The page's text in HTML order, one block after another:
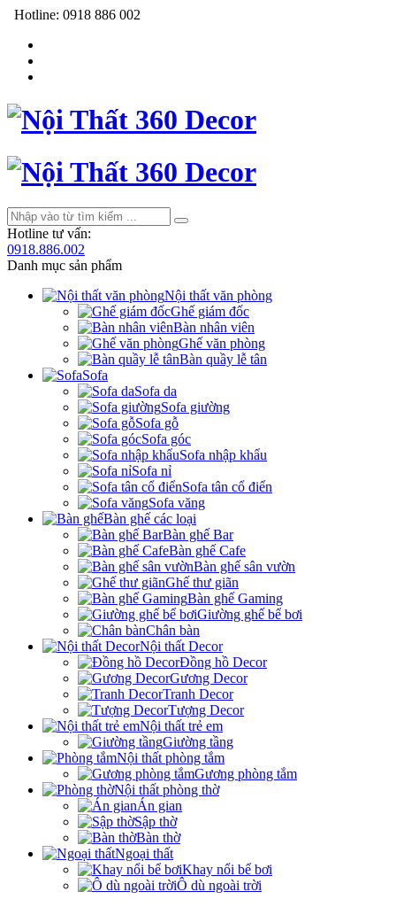
Hotline: 0918 886 002
Hotline tư vấn:
0918.886.002
Danh mục sản phẩm
Nội thất văn phòng
Ghế giám đốc
Bàn nhân viên
Ghế văn phòng
Bàn quầy lễ tân
Sofa
Sofa da
Sofa giường
Sofa gỗ
Sofa góc
Sofa nhập khẩu
Sofa nỉ
Sofa tân cổ điển
Sofa văng
Bàn ghế các loại
Bàn ghế Bar
Bàn ghế Cafe
Bàn ghế sân vườn
Ghế thư giãn
Bàn ghế Gaming
Giường ghế bể bơi
Chân bàn
Nội thất Decor
Đồng hồ Decor
Gương Decor
Tranh Decor
Tượng Decor
Nội thất trẻ em
Giường tầng
Nội thất phòng tắm
Gương phòng tắm
Nội thất phòng thờ
Án gian
Sập thờ
Bàn thờ
Ngoại thất
Khay nổi bể bơi
Ô dù ngoài trời